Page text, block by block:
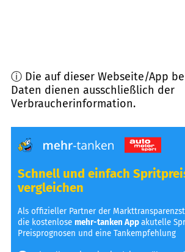
ⓘ Die auf dieser Webseite/App
Daten dienen ausschließlich der
Verbraucherinformation.
Schnell und einfach
vergleichen
Als offizieller Partner der
die kostenlosemehr-tanken Appakutelle
Preisprognosen und eine Tankempfehlung